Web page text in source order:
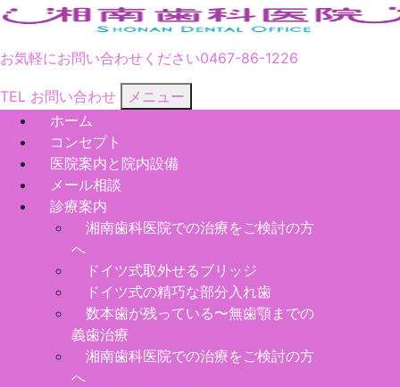
お気軽にお問い合わせください0467-86-1226
TEL お問い合わせ
メニュー
ホーム
コンセプト
医院案内と院内設備
メール相談
診療案内
湘南歯科医院での治療をご検討の方
へ
ドイツ式取外せるブリッジ
ドイツ式の精巧な部分入れ歯
数本歯が残っている〜無歯顎までの
義歯治療
湘南歯科医院での治療をご検討の方
へ